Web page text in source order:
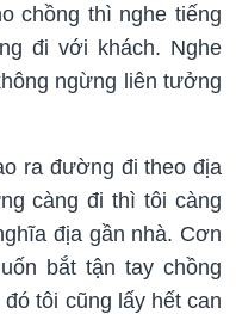
chồng thì nghe tiếng
đi với khách. Nghe
ngừng liên tưởng
ra đường đi theo địa
càng đi thì tôi càng
địa gần nhà. Cơn
bắt tận tay chồng
tôi cũng lấy hết can